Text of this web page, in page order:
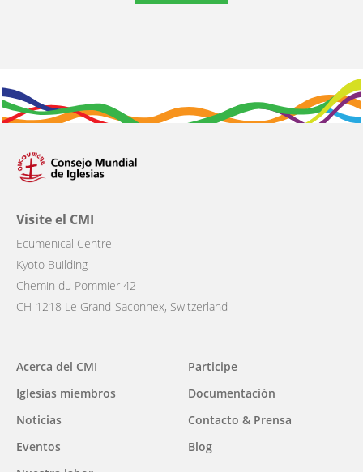
Visite el CMI
Ecumenical Centre
Kyoto Building
Chemin du Pommier 42
CH-1218 Le Grand-Saconnex, Switzerland
Main
navigation
Acerca del CMI
Iglesias miembros
Noticias
Eventos
Participe
Documentación
Contacto & Prensa
Blog